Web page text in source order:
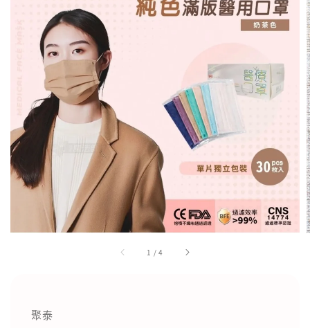
1 /4
聚泰